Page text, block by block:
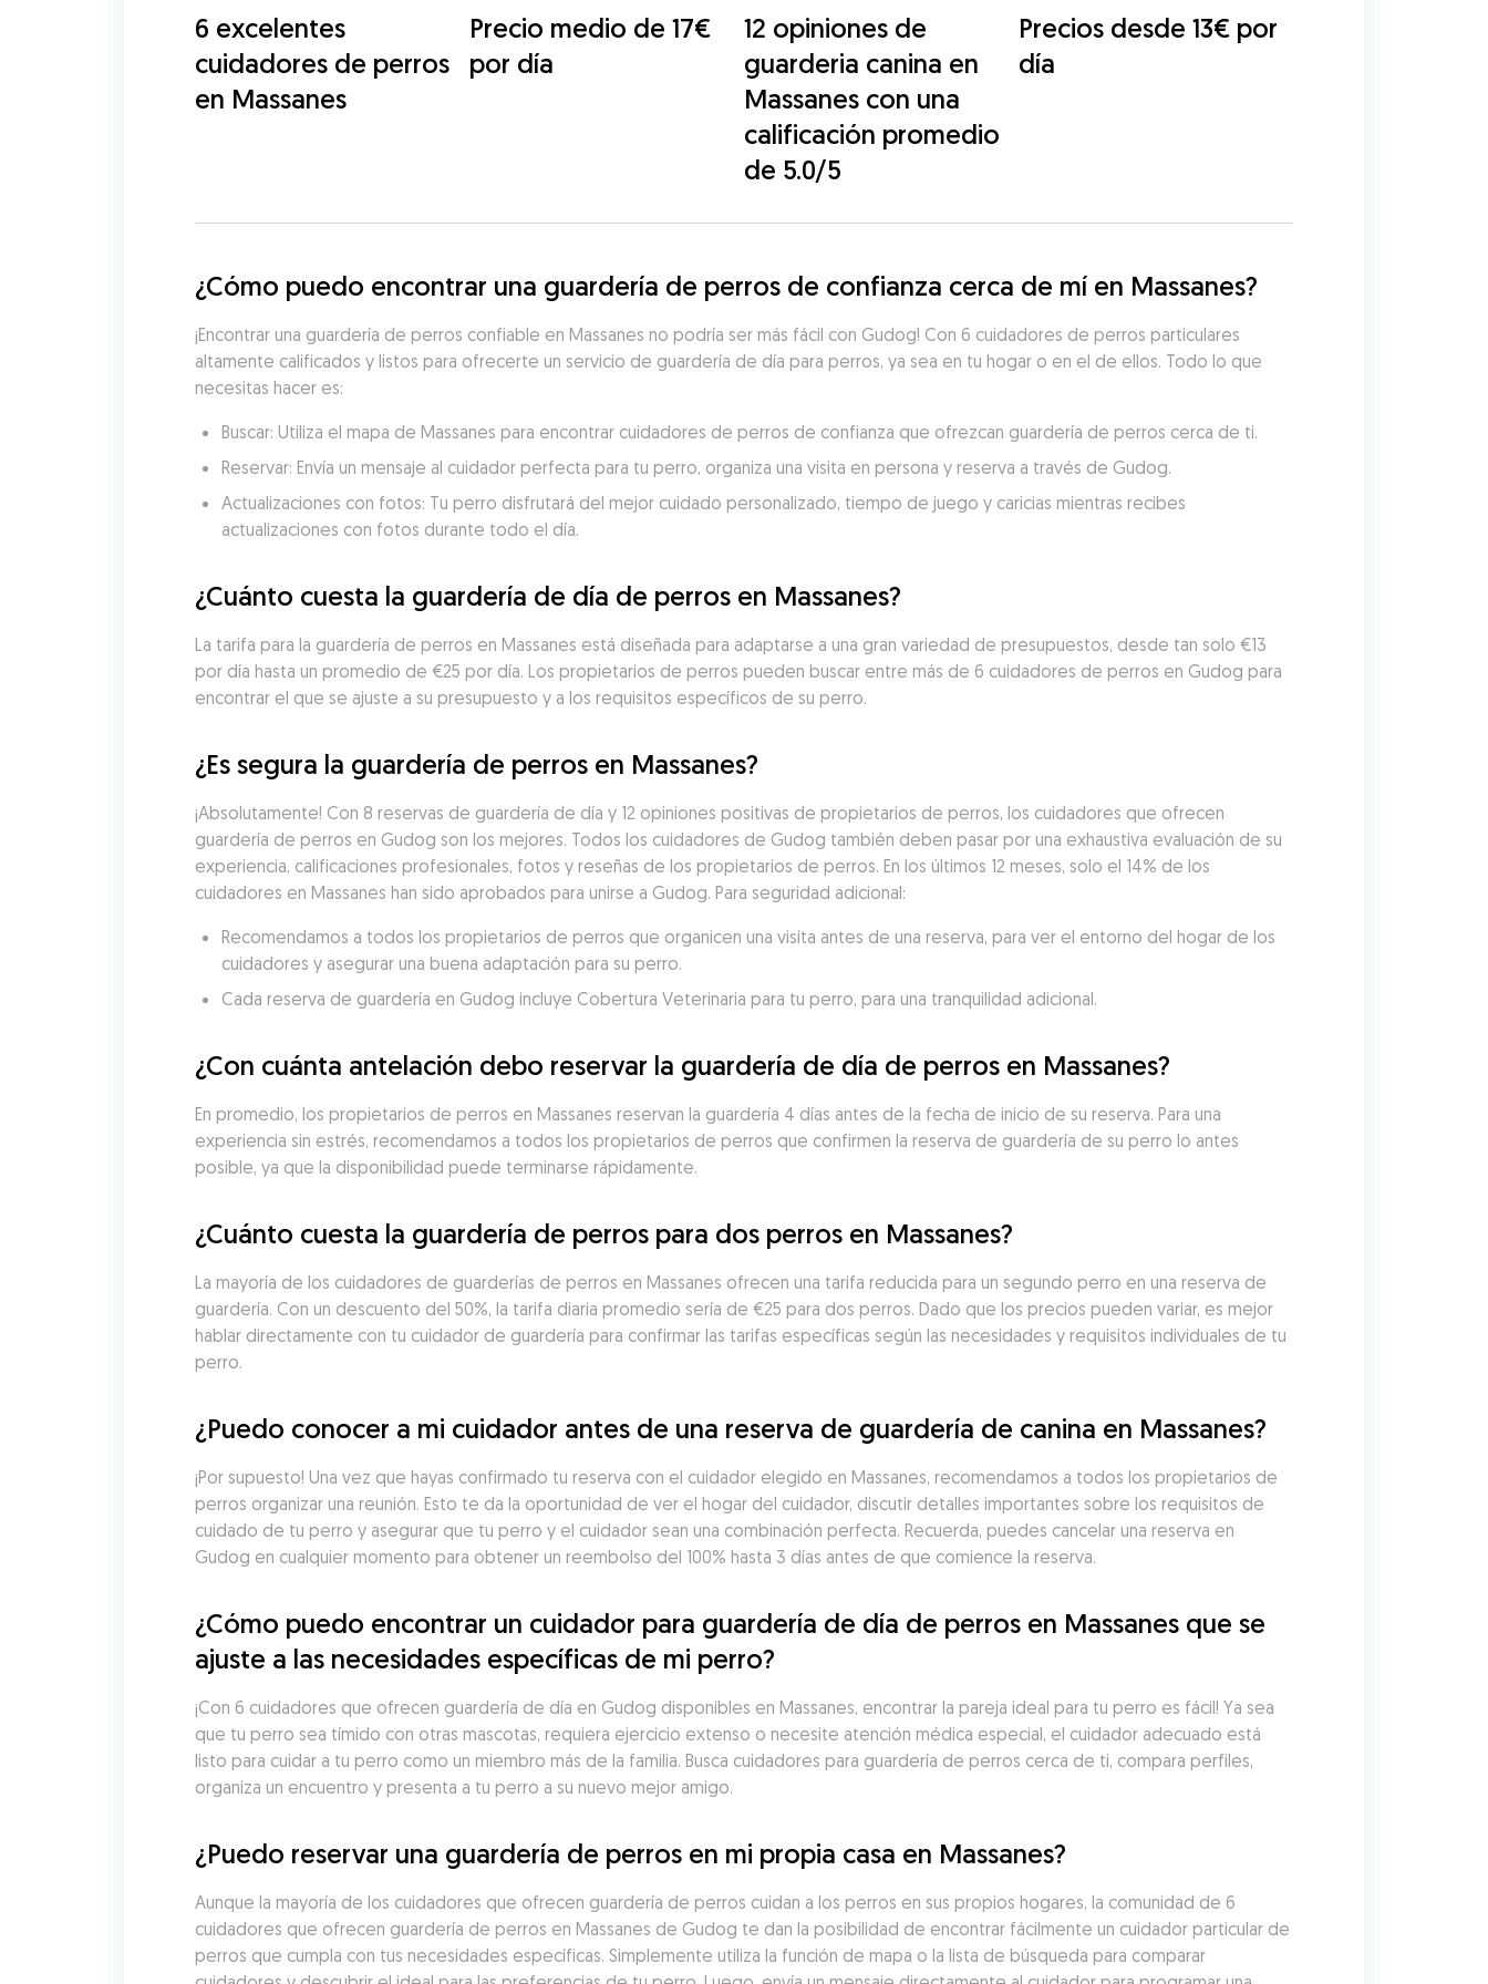
6 excelentes
cuidadores de perros
en Massanes
Precio medio de 17€
por día
12 opiniones de
guarderia canina en
Massanes con una
calificación promedio
de 5.0/5
Precios desde 13€ por
día
¿Cómo puedo encontrar una guardería de perros de confianza cerca de mí en Massanes?
¡Encontrar una guardería de perros confiable en Massanes no podría ser más fácil con Gudog! Con 6 cuidadores de perros particulares
altamente calificados y listos para ofrecerte un servicio de guardería de día para perros, ya sea en tu hogar o en el de ellos. Todo lo que
necesitas hacer es:
Buscar: Utiliza el mapa de Massanes para encontrar cuidadores de perros de confianza que ofrezcan guardería de perros cerca de ti.
Reservar: Envía un mensaje al cuidador perfecta para tu perro, organiza una visita en persona y reserva a través de Gudog.
Actualizaciones con fotos: Tu perro disfrutará del mejor cuidado personalizado, tiempo de juego y caricias mientras recibes
actualizaciones con fotos durante todo el día.
¿Cuánto cuesta la guardería de día de perros en Massanes?
La tarifa para la guardería de perros en Massanes está diseñada para adaptarse a una gran variedad de presupuestos, desde tan solo €13
por día hasta un promedio de €25 por día. Los propietarios de perros pueden buscar entre más de 6 cuidadores de perros en Gudog para
encontrar el que se ajuste a su presupuesto y a los requisitos específicos de su perro.
¿Es segura la guardería de perros en Massanes?
¡Absolutamente! Con 8 reservas de guardería de día y 12 opiniones positivas de propietarios de perros, los cuidadores que ofrecen
guardería de perros en Gudog son los mejores. Todos los cuidadores de Gudog también deben pasar por una exhaustiva evaluación de su
experiencia, calificaciones profesionales, fotos y reseñas de los propietarios de perros. En los últimos 12 meses, solo el 14% de los
cuidadores en Massanes han sido aprobados para unirse a Gudog. Para seguridad adicional:
Recomendamos a todos los propietarios de perros que organicen una visita antes de una reserva, para ver el entorno del hogar de los
cuidadores y asegurar una buena adaptación para su perro.
Cada reserva de guardería en Gudog incluye Cobertura Veterinaria para tu perro, para una tranquilidad adicional.
¿Con cuánta antelación debo reservar la guardería de día de perros en Massanes?
En promedio, los propietarios de perros en Massanes reservan la guardería 4 días antes de la fecha de inicio de su reserva. Para una
experiencia sin estrés, recomendamos a todos los propietarios de perros que confirmen la reserva de guardería de su perro lo antes
posible, ya que la disponibilidad puede terminarse rápidamente.
¿Cuánto cuesta la guardería de perros para dos perros en Massanes?
La mayoría de los cuidadores de guarderías de perros en Massanes ofrecen una tarifa reducida para un segundo perro en una reserva de
guardería. Con un descuento del 50%, la tarifa diaria promedio sería de €25 para dos perros. Dado que los precios pueden variar, es mejor
hablar directamente con tu cuidador de guardería para confirmar las tarifas específicas según las necesidades y requisitos individuales de tu
perro.
¿Puedo conocer a mi cuidador antes de una reserva de guardería de canina en Massanes?
¡Por supuesto! Una vez que hayas confirmado tu reserva con el cuidador elegido en Massanes, recomendamos a todos los propietarios de
perros organizar una reunión. Esto te da la oportunidad de ver el hogar del cuidador, discutir detalles importantes sobre los requisitos de
cuidado de tu perro y asegurar que tu perro y el cuidador sean una combinación perfecta. Recuerda, puedes cancelar una reserva en
Gudog en cualquier momento para obtener un reembolso del 100% hasta 3 días antes de que comience la reserva.
¿Cómo puedo encontrar un cuidador para guardería de día de perros en Massanes que se
ajuste a las necesidades específicas de mi perro?
¡Con 6 cuidadores que ofrecen guardería de día en Gudog disponibles en Massanes, encontrar la pareja ideal para tu perro es fácil! Ya sea
que tu perro sea tímido con otras mascotas, requiera ejercicio extenso o necesite atención médica especial, el cuidador adecuado está
listo para cuidar a tu perro como un miembro más de la familia. Busca cuidadores para guardería de perros cerca de ti, compara perfiles,
organiza un encuentro y presenta a tu perro a su nuevo mejor amigo.
¿Puedo reservar una guardería de perros en mi propia casa en Massanes?
Aunque la mayoría de los cuidadores que ofrecen guardería de perros cuidan a los perros en sus propios hogares, la comunidad de 6
cuidadores que ofrecen guardería de perros en Massanes de Gudog te dan la posibilidad de encontrar fácilmente un cuidador particular de
perros que cumpla con tus necesidades específicas. Simplemente utiliza la función de mapa o la lista de búsqueda para comparar